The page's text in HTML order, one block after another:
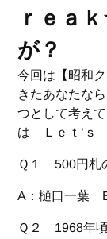
ｒｅａ
が？
今回は【昭和
きたあなたな
つとして考え
は Ｌｅｔ‘ｓ
Ｑ１ 500円札
A：樋口一葉
Ｑ２ 1968年